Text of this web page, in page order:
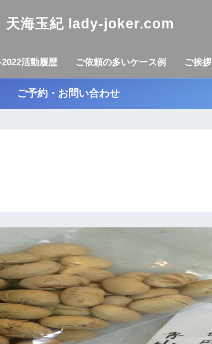
天海玉紀 lady-joker.com
2022活動履歴 ご依頼の多いケース例 ご挨拶
ご予約・お問い合わせ